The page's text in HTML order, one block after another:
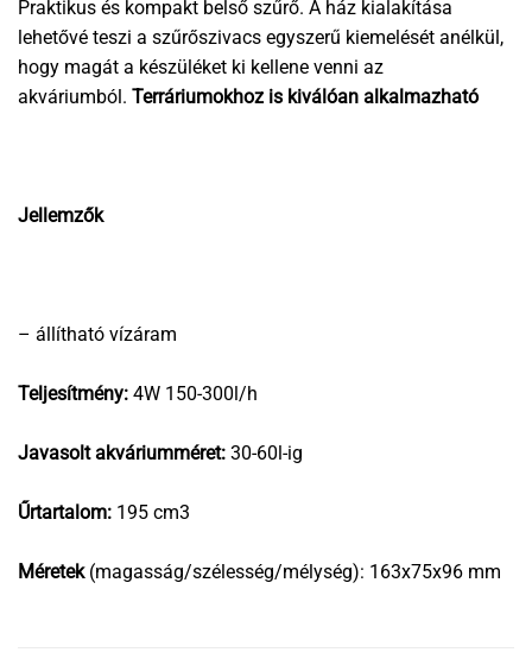
Praktikus és kompakt belső szűrő. A ház kialakítása
lehetővé teszi a szűrőszivacs egyszerű kiemelését anélkül,
hogy magát a készüléket ki kellene venni az
akváriumból. Terráriumokhoz is kiválóan alkalmazható
Jellemzők
– állítható vízáram
Teljesítmény: 4W 150-300l/h
Javasolt akváriumméret: 30-60l-ig
Űrtartalom: 195 cm3
Méretek (magasság/szélesség/mélység): 163x75x96 mm